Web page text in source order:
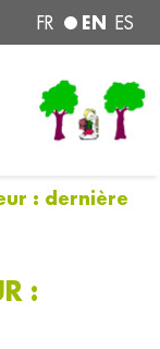
FR EN ES
: dernière
: